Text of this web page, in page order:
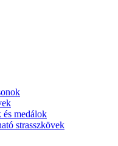
és medálok
strasszkövek